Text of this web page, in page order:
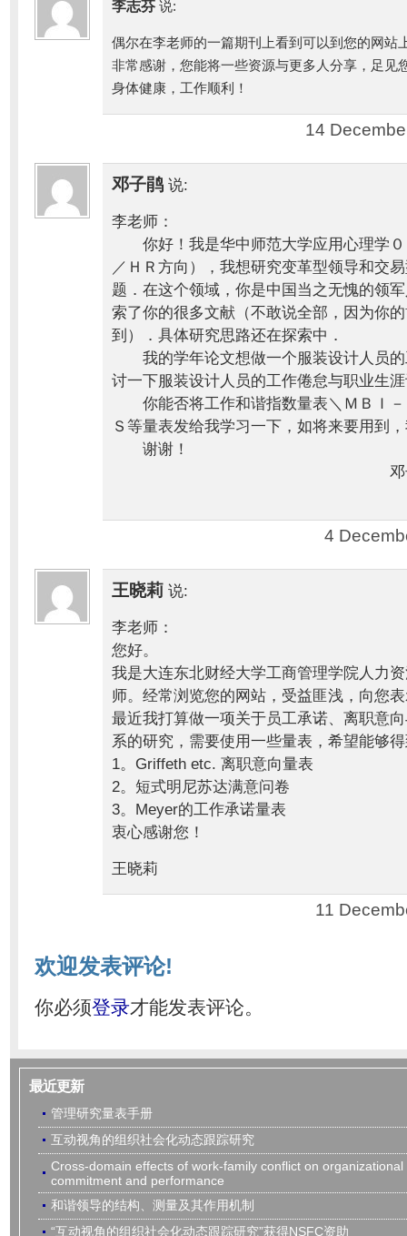
李志芬 说:
偶尔在李老师的一篇期刊上看到可以到您的网站
非常感谢，您能将一些资源与更多人分享，足见
身体健康，工作顺利！
14
邓子鹃 说:
李老师：
你好！我是华中师范大学应用心理学０
／ＨＲ方向），我想研究变革型领导和交
题．在这个领域，你是中国当之无愧的领
索了你的很多文献（不敢说全部，因为你
到）．具体研究思路还在探索中．
我的学年论文想做一个服装设计人员的
讨一下服装设计人员的工作倦怠与职业生
你能否将工作和谐指数量表＼ＭＢＩ－
Ｓ等量表发给我学习一下，如将来要用到
谢谢！
邓子
4
王晓莉 说:
李老师：
您好。
我是大连东北财经大学工商管理学院人力
师。经常浏览您的网站，受益匪浅，向您
最近我打算做一项关于员工承诺、离职意
系的研究，需要使用一些量表，希望能够
1。Griffeth etc. 离职意向量表
2。短式明尼苏达满意问卷
3。Meyer的工作承诺量表
衷心感谢您！
王晓莉
11
欢迎发表评论!
你必须登录才能发表评论。
最近更新
管理研究量表手册
互动视角的组织社会化动态跟踪研究
Cross-domain effects of work-family conflict on organizational
commitment and performance
和谐领导的结构、测量及其作用机制
“互动视角的组织社会化动态跟踪研究”获得NSFC资助